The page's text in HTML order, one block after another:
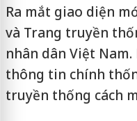
Ra mắt giao diện
và Trang truyền
nhân dân Việt
thông tin chính
truyền thống cách